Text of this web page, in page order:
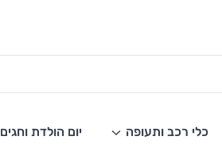
כלי רכב ותעופה יום הולדת וחגים